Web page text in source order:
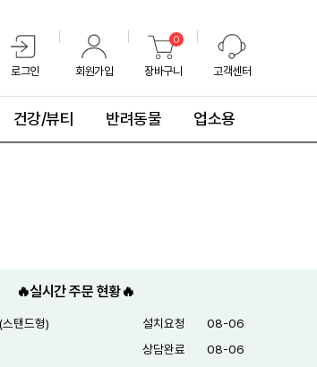
로그인 회원가입
0
장바구니 고객센터
건강/뷰티 반려동물 업소용
🔥실시간 주문 현황🔥
탠드형) 설치요청
08-06
상담완료
08-06